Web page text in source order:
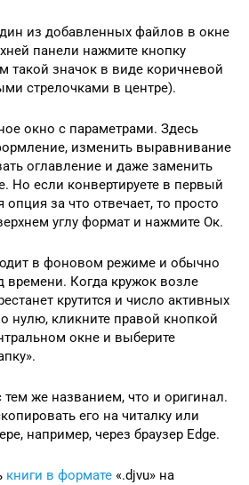
из добавленных файлов в окне
панели нажмите кнопку
такой значок в виде коричневой
стрелочками в центре).
окно с параметрами. Здесь
изменить выравнивание
оглавление и даже заменить
Но если конвертируете в первый
опция за что отвечает, то просто
углу формат и нажмите Ок.
в фоновом режиме и обычно
времени. Когда кружок возле
крутится и число активных
нулю, кликните правой кнопкой
окне и выберите
же названием, что и оригинал.
его на читалку или
например, через браузер Edge.
книги в формате «.djvu» на